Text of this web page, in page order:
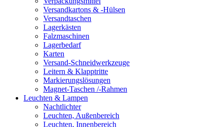
Versandkartons & -Hülsen
Versandtaschen
Lagerkästen
Falzmaschinen
Lagerbedarf
Karten
Versand-Schneidwerkzeuge
Leitern & Klapptritte
Markierungslösungen
Magnet-Taschen /-Rahmen
Leuchten & Lampen
Nachtlichter
Leuchten, Außenbereich
Leuchten, Innenbereich